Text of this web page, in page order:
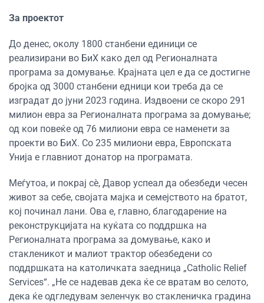
За проектот
До денес, околу 1800 станбени единици се
реализирани во БиХ како дел од Регионалната
програма за домување. Крајната цел е да се достигне
бројка од 3000 станбени едници кои треба да се
изградат до јуни 2023 година. Издвоени се скоро 291
милион евра за Регионалната програма за домување;
од кои повеќе од 76 милиони евра се наменети за
проекти во БиХ. Со 235 милиони евра, Европската
Унија е главниот донатор на програмата.
Меѓутоа, и покрај сè, Давор успеал да обезбеди чесен
живот за себе, својата мајка и семејството на братот,
кој починал лани. Ова е, главно, благодарение на
реконструкцијата на куќата со поддршка на
Регионалната програма за домување, како и
стакленикот и малиот трактор обезбедени со
поддршката на католичката заедница „Catholic Relief
Services“. „Не се надевав дека ќе се вратам во селото,
дека ќе одгледувам зеленчук во стакленичка градина